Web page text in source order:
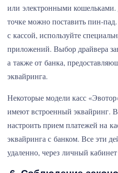
или электронными кошельками.
точке можно поставить пин-
с кассой, используйте
приложений. Выбор драйвера
а также от банка,
эквайринга.
Некоторые модели касс
имеют встроенный эквайринг. В
настроить прием платежей на
эквайринга с банком. Все эти
удаленно, через личный